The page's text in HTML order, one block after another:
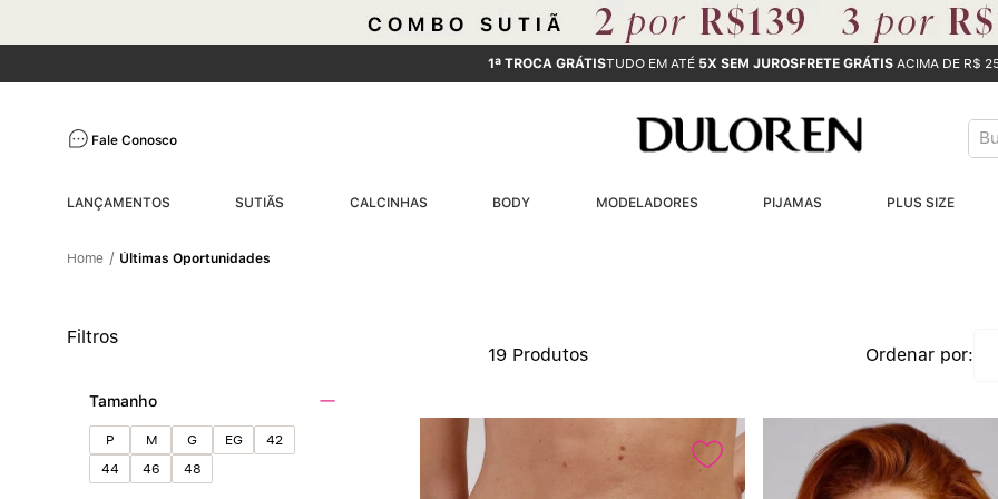
1ª TROCA GRÁTISTUDO EM ATÉ 5X SEM JUROSFRETE GRÁTIS ACIMA DE R$
Fale Conosco
LANÇAMENTOS SUTIÃS CALCINHAS BODY MODELADORES PIJAMAS PLUS SIZE
Últimas Oportunidades
Filtros
Tamanho
P M G EG
42
44
46 48
19 Produtos
5